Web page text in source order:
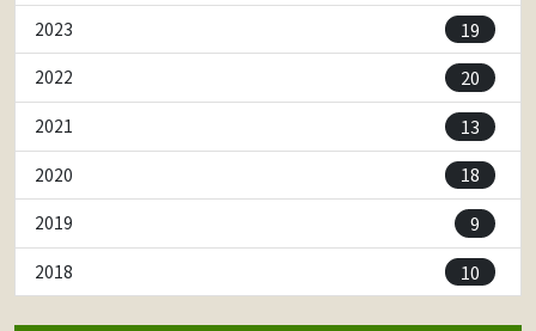
2023 19
2022 20
2021 13
2020 18
2019 9
2018 10